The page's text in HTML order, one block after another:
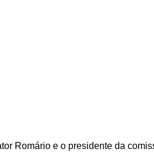
Romário e o presidente da